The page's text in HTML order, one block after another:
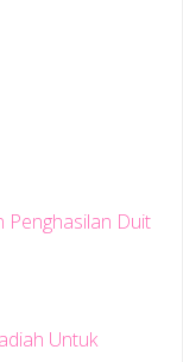
Penghasilan Duit
Untuk